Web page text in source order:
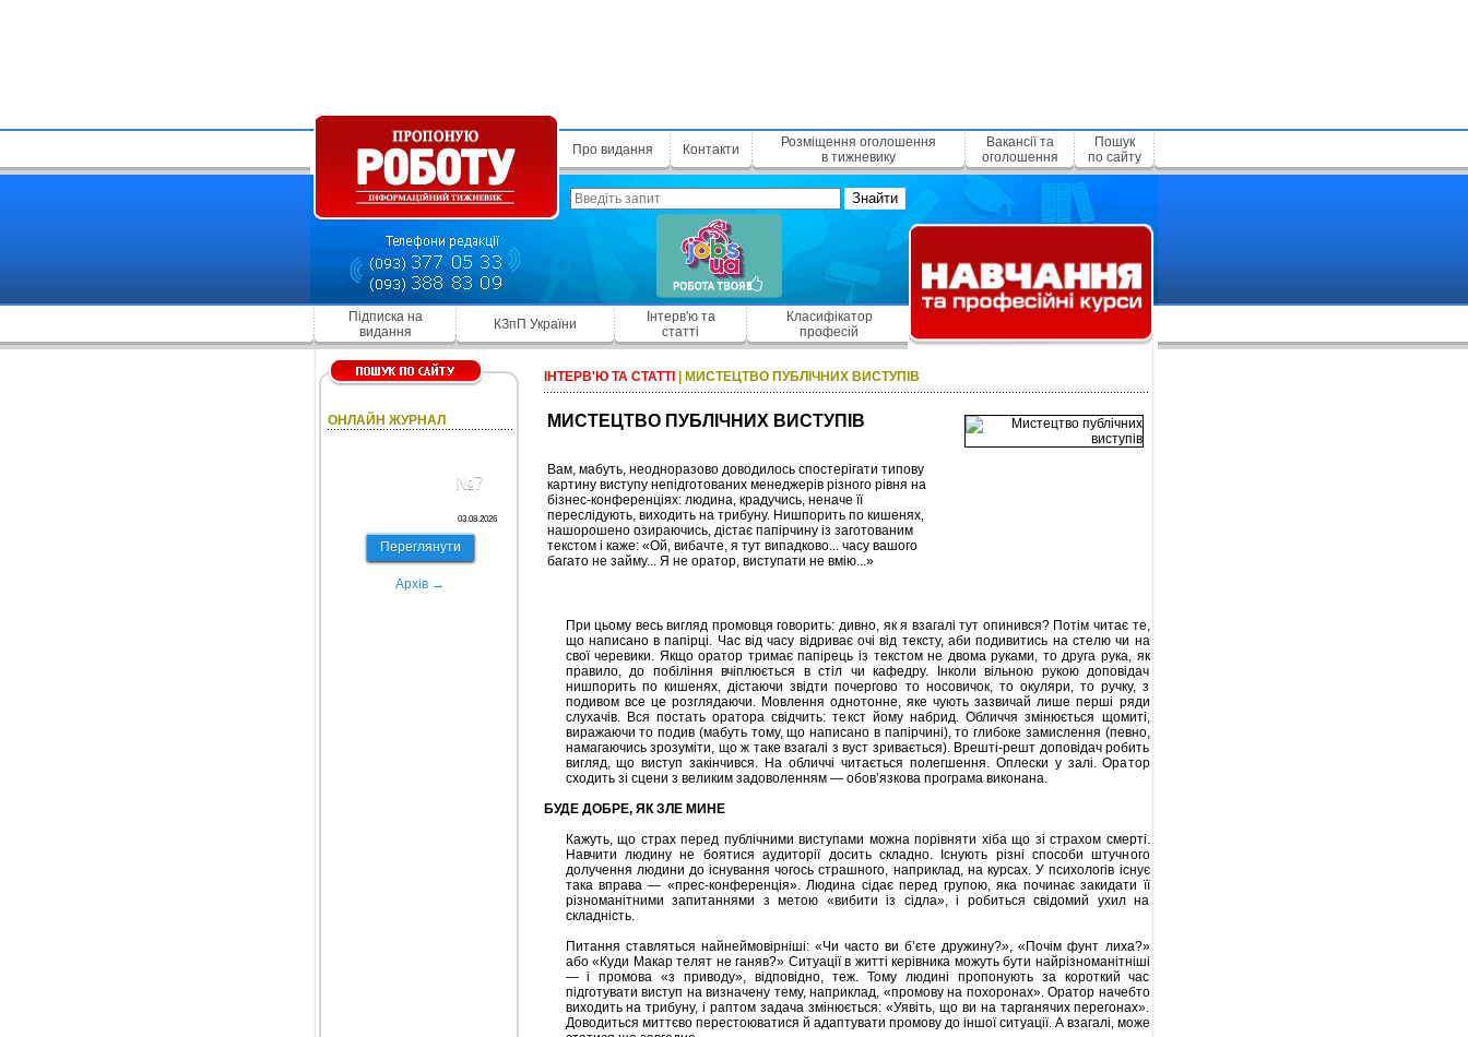
Знайти
Про видання Контакти
Розміщення оголошення
в тижневику
Вакансії та
оголошення
Пошук
по сайту
Підписка на
видання
КЗпП України
Інтерв'ю та
статті
Класифікатор
професій
ОНЛАЙН ЖУРНАЛ
№7
03.08.2026
Переглянути
Архів →
ІНТЕРВ'Ю ТА СТАТТІ МИСТЕЦТВО ПУБЛІЧНИХ ВИСТУПІВ
МИСТЕЦТВО ПУБЛІЧНИХ ВИСТУПІВ
Вам, мабуть, неодноразово доводилось спостерігати типову
картину виступу непідготованих менеджерів різного рівня на
бізнес-конференціях: людина, крадучись, неначе її
переслідують, виходить на трибуну. Нишпорить по кишенях,
нашорошено озираючись, дістає папірчину із заготованим
текстом і каже: «Ой, вибачте, я тут випадково... часу вашого
багато не займу... Я не оратор, виступати не вмію...»
При цьому весь вигляд промовця говорить: дивно, як я взагалі тут опинився? Потім читає те,
що написано в папірці. Час від часу відриває очі від тексту, аби подивитись на стелю чи на
свої черевики. Якщо оратор тримає папірець із текстом не двома руками, то друга рука, як
правило, до побіління вчіплюється в стіл чи кафедру. Інколи вільною рукою доповідач
нишпорить по кишенях, дістаючи звідти почергово то носовичок, то окуляри, то ручку, з
подивом все це розглядаючи. Мовлення однотонне, яке чують зазвичай лише перші ряди
слухачів. Вся постать оратора свідчить: текст йому набрид. Обличчя змінюється щомиті,
виражаючи то подив (мабуть тому, що написано в папірчині), то глибоке замислення (певно,
намагаючись зрозуміти, що ж таке взагалі з вуст зривається). Врешті-решт доповідач робить
вигляд, що виступ закінчився. На обличчі читається полегшення. Оплески у залі. Оратор
сходить зі сцени з великим задоволенням — обов’язкова програма виконана.
БУДЕ ДОБРЕ, ЯК ЗЛЕ МИНЕ
Кажуть, що страх перед публічними виступами можна порівняти хіба що зі страхом смерті.
Навчити людину не боятися аудиторії досить складно. Існують різні способи штучного
долучення людини до існування чогось страшного, наприклад, на курсах. У психологів існує
така вправа — «прес-конференція». Людина сідає перед групою, яка починає закидати її
різноманітними запитаннями з метою «вибити із сідла», і робиться свідомий ухил на
складність.
Питання ставляться найнеймовірніші: «Чи часто ви б’єте дружину?», «Почім фунт лиха?»
або «Куди Макар телят не ганяв?» Ситуації в житті керівника можуть бути найрізноманітніші
— і промова «з приводу», відповідно, теж. Тому людині пропонують за короткий час
підготувати виступ на визначену тему, наприклад, «промову на похоронах». Оратор начебто
виходить на трибуну, і раптом задача змінюється: «Уявіть, що ви на тарганячих перегонах».
Доводиться миттєво перестоюватися й адаптувати промову до іншої ситуації. А взагалі, може